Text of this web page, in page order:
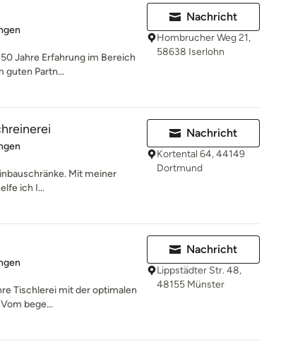
von 5 Sternen
Jahre Erfahrung im Bereich
guten Partn...
Nachricht
Hombrucher Weg 21,
58638 Iserlohn
von 5 Sternen
Mit meiner
ich I...
Nachricht
Kortental 64, 44149
Dortmund
von 5 Sternen
Tischlerei mit der optimalen
bege...
Nachricht
Lippstädter Str. 48,
48155 Münster